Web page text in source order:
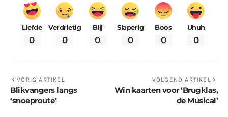
Liefde
0
Verdrietig
0
Blij
0
Slaperig
0
Boos
0
Uhuh
0
VORIG ARTIKEL
Blikvangers langs
‘snoeproute’
VOLGEND ARTIKEL
Win kaarten voor ‘Brugklas,
de Musical’